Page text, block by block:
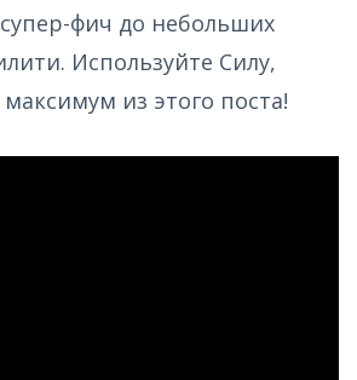
фич до небольших
Используйте Силу,
из этого поста!